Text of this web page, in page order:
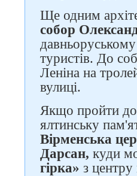
Ще одним
собор
туристів. До
Леніна на
вулиці.
Якщо пройти до
ялтинську
Вірменська
Дарсан, куди
гірка» з центру